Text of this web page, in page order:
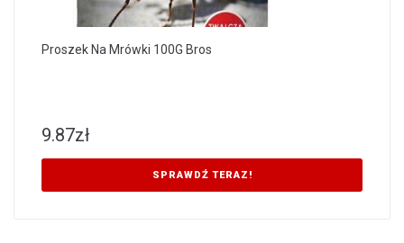
Proszek Na Mrówki 100G Bros
9.87zł
SPRAWDŹ TERAZ!